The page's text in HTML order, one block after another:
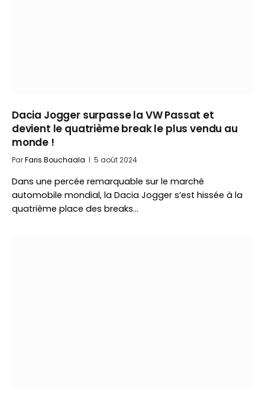
Dacia Jogger surpasse la VW Passat et
devient le quatrième break le plus vendu au
monde !
ParFaris Bouchaala 5 août 2024
Dans une percée remarquable sur le marché
automobile mondial, la Dacia Jogger s’est hissée à la
quatrième place des breaks…